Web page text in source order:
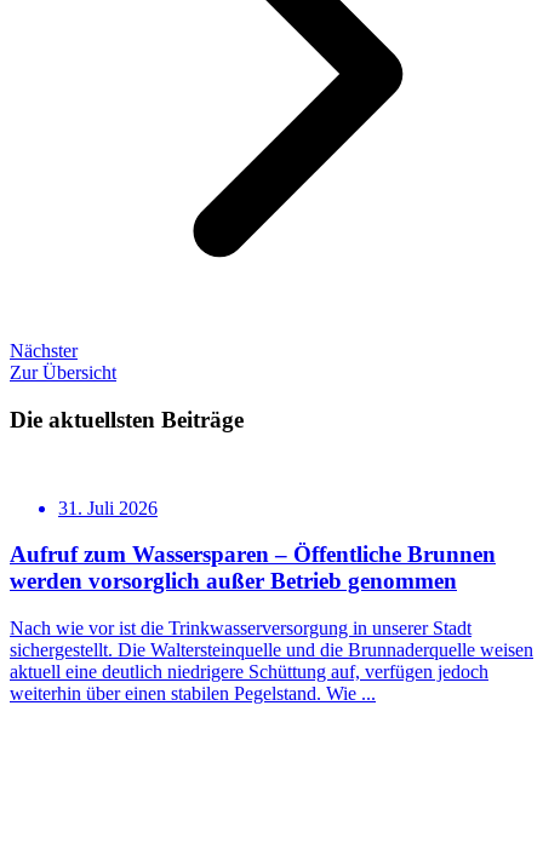
Nächster
Zur Übersicht
Die aktuellsten Beiträge
31. Juli 2026
Aufruf zum Wassersparen – Öffentliche Brunnen
werden vorsorglich außer Betrieb genommen
Nach wie vor ist die Trinkwasserversorgung in unserer Stadt
sichergestellt. Die Waltersteinquelle und die Brunnaderquelle weisen
aktuell eine deutlich niedrigere Schüttung auf, verfügen jedoch
weiterhin über einen stabilen Pegelstand. Wie ...